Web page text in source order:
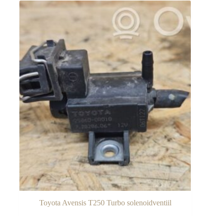
Toyota Avensis T250 Turbo solenoidventiil